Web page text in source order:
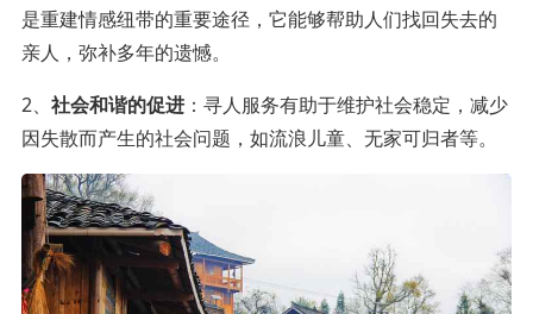
是重建情感纽带的重要途径，它能够帮助人们找回失去的
亲人，弥补多年的遗憾。
2、 社会和谐的促进：寻人服务有助于维护社会稳定，减少
因失散而产生的社会问题，如流浪儿童、无家可归者等。